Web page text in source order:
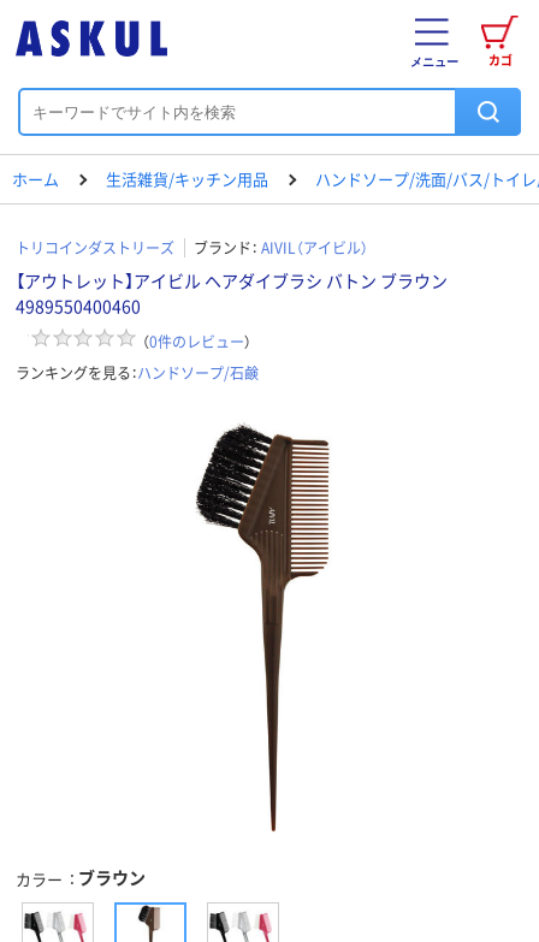
カゴ
メニュー
ホーム 生活雑貨/キッチン用品 ハンドソープ/洗面/バス/トイ
トリコインダストリーズ ブランド： AIVIL（アイビル）
【アウトレット】アイビル ヘアダイブラシ バトン ブラウン
4989550400460
（0件のレビュー）
ランキングを見る：ハンドソープ/石鹸
カラー ブラウン